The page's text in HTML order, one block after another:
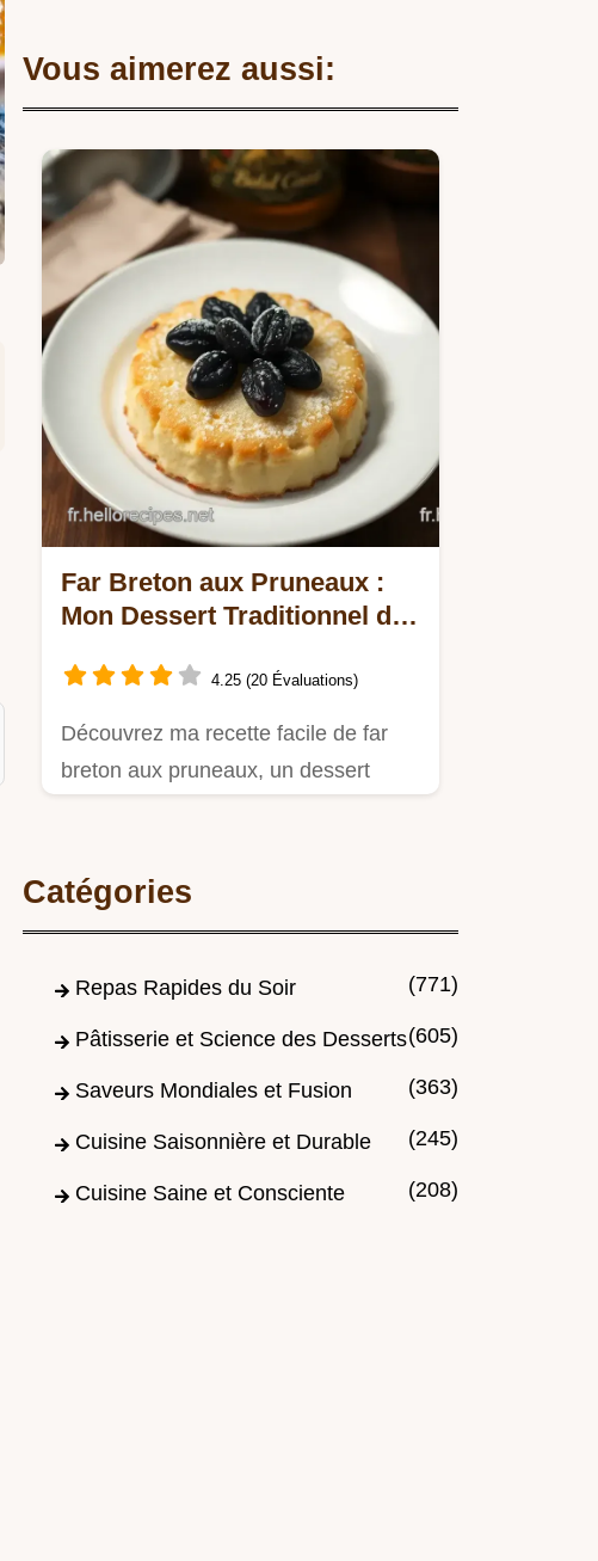
Vous aimerez aussi:
Far Breton aux Pruneaux :
Mon Dessert Traditionnel de
4.25 (20 Évaluations)
Découvrez ma recette facile de far
breton aux pruneaux, un dessert
Catégories
Repas Rapides du Soir (771)
Pâtisserie et Science des Desserts(605)
Saveurs Mondiales et Fusion (363)
Cuisine Saisonnière et Durable (245)
Cuisine Saine et Consciente (208)